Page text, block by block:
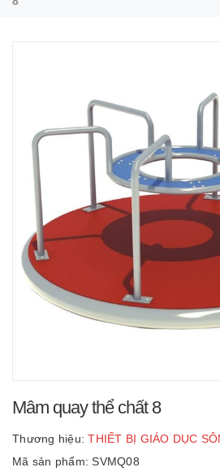
Mâm quay thể chất 8
Thương hiệu: THIẾT BỊ GIÁO DỤC
Mã sản phẩm: SVMQ08